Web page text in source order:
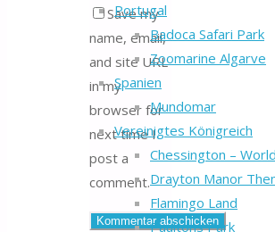
Portugal
Badoca Safari Park
Zoomarine Algarve
Spanien
Mundomar
Vereinigtes Königreich
Chessington –
Drayton Manor
Flamingo Land
Paultons Park
Save my
name, email,
and site URL
in my
browser for
next time I
post a
comment.